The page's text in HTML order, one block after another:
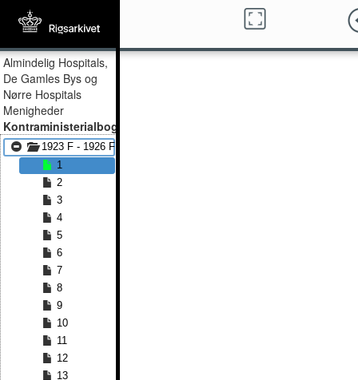
Almindelig Hospitals,
De Gamles Bys og
Nørre Hospitals
Menigheder
Kontraministerialbog
1923 F - 1926 F
1
2
3
4
5
6
7
8
9
10
11
12
13